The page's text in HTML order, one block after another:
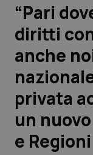
Scienza e
Studi e Analisi
Lettere al
Edizioni
QS Pro
“Pari
diritti
anche
privata
un
e Regioni